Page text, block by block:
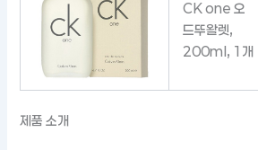
CK one 오
드뚜왈렛,
200ml, 1개
제품 소개